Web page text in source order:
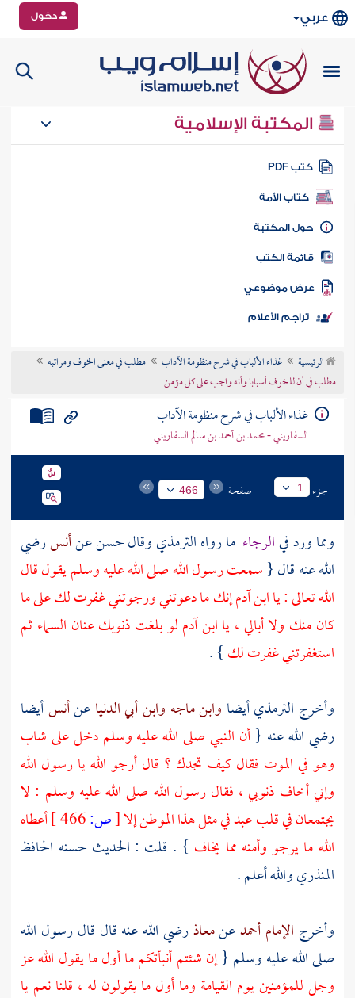
عربي دخول
المكتبة الإسلامية
كتب PDF
كتاب الأمة
المكتبة
الكتب
موضوعي
تراجم الأعلام
الرئيسية غذاء الألباب في شرح منظومة الآداب
مطلب في معنى الخوف ومراتبه
مطلب في أن للخوف أسبابا وأنه واجب على كل مؤمن
غذاء الألباب في شرح منظومة الآداب
السفاريني - محمد بن أحمد بن سالم السفاريني
جزء 1 صفحة 466
ومما ورد فيالرجاء ما رواهالترمذيوقال حسن عنأنسرضي
الله عنه قال {سمعت رسول الله صلى الله عليه وسلم يقول قال
الله تعالى : يا ابنآدمإنك ما دعوتني ورجوتني غفرت لك على ما
كان منك ولا أبالي ، يا ابنآدملو بلغت ذنوبك عنان السماء ثم
استغفرتني غفرت لك} .
وأخرج الترمذيأيضا وابن ماجه وابن أبي الدنياعنأنسأيضا
رضي الله عنه {أن النبي صلى الله عليه وسلم دخل على شاب
وهو في الموت فقال كيف تجدك ؟ قال أرجو الله يا رسول الله
وإني أخاف ذنوبي ، فقال رسول الله صلى الله عليه وسلم : لا
يجتمعان في قلب عبد في مثل هذا الموطن إلا[ص:
أعطاه
الله ما يرجو وأمنه مما يخاف } . قلت : الحديث حسنه الحافظ
المنذريوالله أعلم .
وأخرج الإمام أحمدعنمعاذرضي الله عنه قال قال رسول الله
صلى الله عليه وسلم {إن شئتم أنبأتكم ما أول ما يقول الله عز
وجل للمؤمنين يوم القيامة وما أول ما يقولون له ، قلنا نعم يا